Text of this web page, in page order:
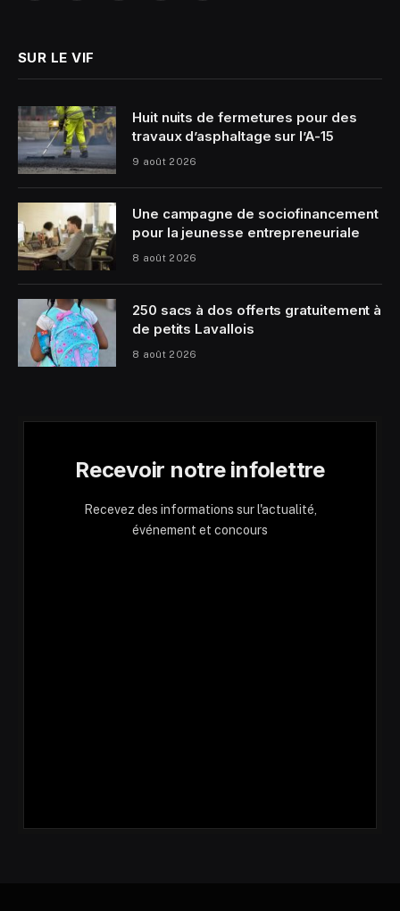
SUR LE VIF
Huit nuits de fermetures pour des
travaux d’asphaltage sur l’A-15
9 août 2026
Une campagne de sociofinancement
pour la jeunesse entrepreneuriale
8 août 2026
250 sacs à dos offerts gratuitement à
de petits Lavallois
8 août 2026
Recevoir notre infolettre
Recevez des informations sur l'actualité,
événement et concours